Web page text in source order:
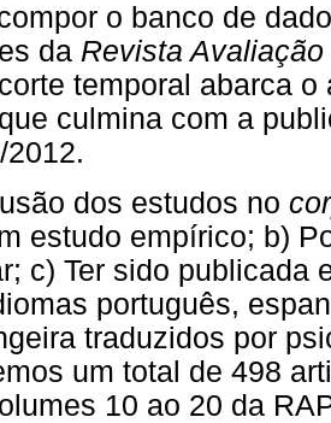
o banco de
da Revista
temporal abarca
culmina com a
2012.
dos estudos no
estudo empírico; b)
c) Ter sido publicada
português,
traduzidos por
um total de 498
10 ao 20 da